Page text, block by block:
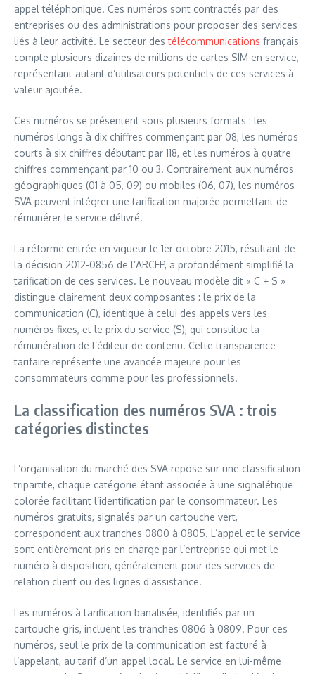
appel téléphonique. Ces numéros sont contractés par des
entreprises ou des administrations pour proposer des services
liés à leur activité. Le secteur destélécommunications français
compte plusieurs dizaines de millions de cartes SIM en service,
représentant autant d’utilisateurs potentiels de ces services à
valeur ajoutée.
Ces numéros se présentent sous plusieurs formats : les
numéros longs à dix chiffres commençant par 08, les numéros
courts à six chiffres débutant par 118, et les numéros à quatre
chiffres commençant par 10 ou 3. Contrairement aux numéros
géographiques (01 à 05, 09) ou mobiles (06, 07), les numéros
SVA peuvent intégrer une tarification majorée permettant de
rémunérer le service délivré.
La réforme entrée en vigueur le 1er octobre 2015, résultant de
la décision 2012-0856 de l’ARCEP, a profondément simplifié la
tarification de ces services. Le nouveau modèle dit « C + S »
distingue clairement deux composantes : le prix de la
communication (C), identique à celui des appels vers les
numéros fixes, et le prix du service (S), qui constitue la
rémunération de l’éditeur de contenu. Cette transparence
tarifaire représente une avancée majeure pour les
consommateurs comme pour les professionnels.
La classification des numéros SVA : trois
catégories distinctes
L’organisation du marché des SVA repose sur une classification
tripartite, chaque catégorie étant associée à une signalétique
colorée facilitant l’identification par le consommateur. Les
numéros gratuits, signalés par un cartouche vert,
correspondent aux tranches 0800 à 0805. L’appel et le service
sont entièrement pris en charge par l’entreprise qui met le
numéro à disposition, généralement pour des services de
relation client ou des lignes d’assistance.
Les numéros à tarification banalisée, identifiés par un
cartouche gris, incluent les tranches 0806 à 0809. Pour ces
numéros, seul le prix de la communication est facturé à
l’appelant, au tarif d’un appel local. Le service en lui-même